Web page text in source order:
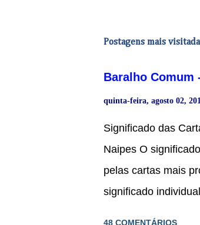
Postagens mais
Baralho Comum
quinta-feira, agosto 02,
Significado das
Naipes O
pelas cartas mais
significado
48 COMENTÁRIOS